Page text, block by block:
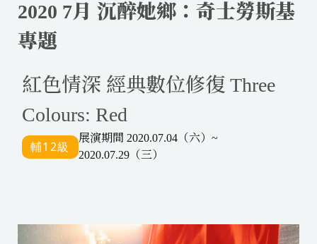
2020 7月 沉醉她鄉：奇士勞斯基
專題
紅色情深 經典數位修復 Three
Colours: Red
展演期間 2020.07.04（六）~
2020.07.29（三）